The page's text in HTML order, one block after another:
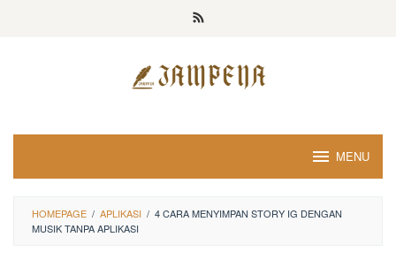
MENU
HOMEPAGE / APLIKASI / 4 CARA MENYIMPAN STORY IG DENGAN
MUSIK TANPA APLIKASI